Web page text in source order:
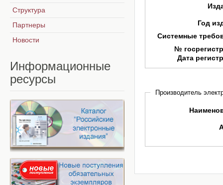
Год
Системные
№
Дата
Производитель
Структура
Партнеры
Новости
Информационные
ресурсы